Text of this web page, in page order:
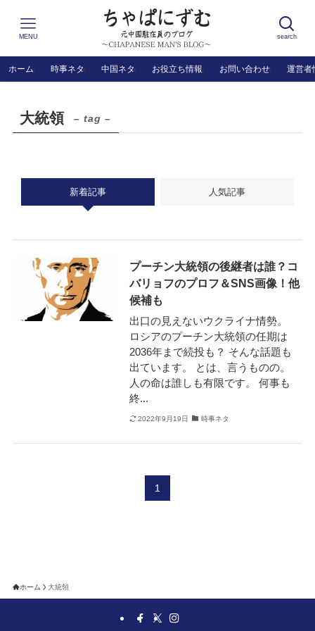
search
MENU
ホーム 時事ネタ 中国ネタ お役立ち情報 お問い合わせ 運営者
大統領 – tag –
新着記事 人気記事
プーチン大統領の後継者は誰？コ
バリョフのプロフ＆SNS画像！他
候補も
出口の見えないウクライナ情勢。
ロシアのプーチン大統領の任期は
2036年まで続投も？ そんな話題も
出ています。 とは、言うものの。
人の命は誰しも有限です。 何事も
終...
2022年9月19日 時事ネタ
1
ホーム 大統領